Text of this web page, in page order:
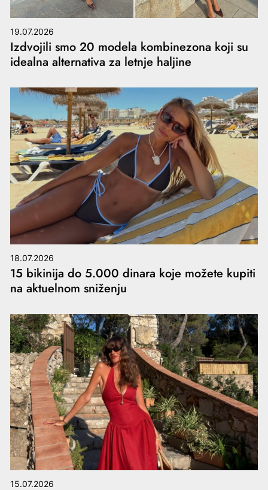
19.07.2026
Izdvojili smo 20 modela kombinezona koji su
idealna alternativa za letnje haljine
18.07.2026
15 bikinija do 5.000 dinara koje možete kupiti
na aktuelnom sniženju
15.07.2026